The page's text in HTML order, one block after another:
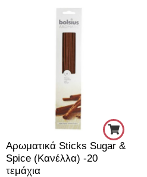
Αρωματικά Sticks Sugar &
Spice (Κανέλλα) -20
τεμάχια